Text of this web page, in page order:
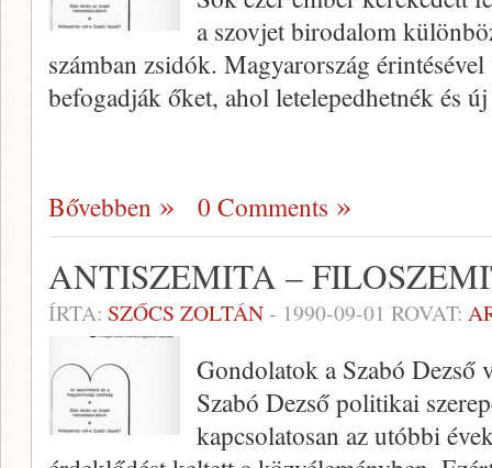
a szov­jet birodalom
számban zsidók. Magyarország
befogadják őket, ahol letelepedhetnék és
Bővebben 0 Comments
ANTISZEMITA –
ÍRTA: SZŐCS ZOLTÁN- 1990-09-01 ROVAT:
Gondolatok a Szabó Dezső
Szabó Dezső politikai
kapcsolatosan az utób­bi